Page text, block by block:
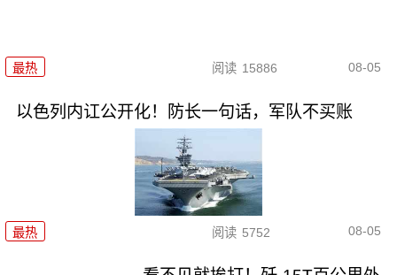
最热 阅读 15886 08-05
以色列内讧公开化！防长一句话，军队不买账
最热 阅读 5752 08-05